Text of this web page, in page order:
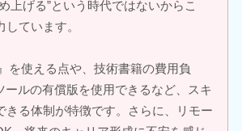
上げる”という時代ではないからこ
ています。
を使える点や、技術書籍の費用負
ールの有償版を使用できるなど、スキ
きる体制が特徴です。さらに、リモー